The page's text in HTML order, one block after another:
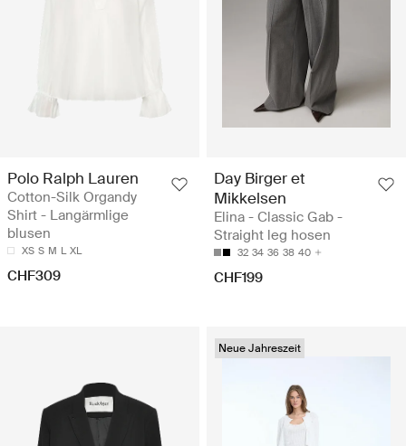
Polo Ralph Lauren
Cotton-Silk Organdy
Shirt - Langärmlige
blusen
XS S M L XL
CHF309
Day Birger et
Mikkelsen
Elina - Classic Gab -
Straight leg hosen
32 34 36 38 40
CHF199
Neue Jahreszeit